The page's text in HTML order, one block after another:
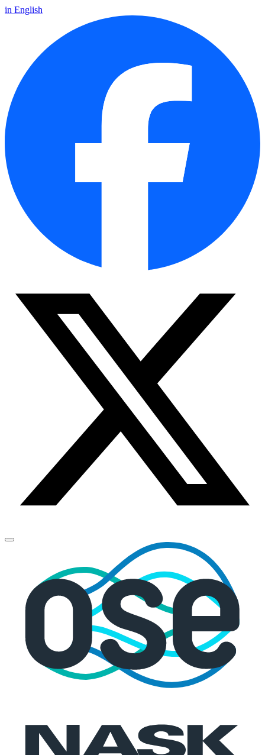
in English